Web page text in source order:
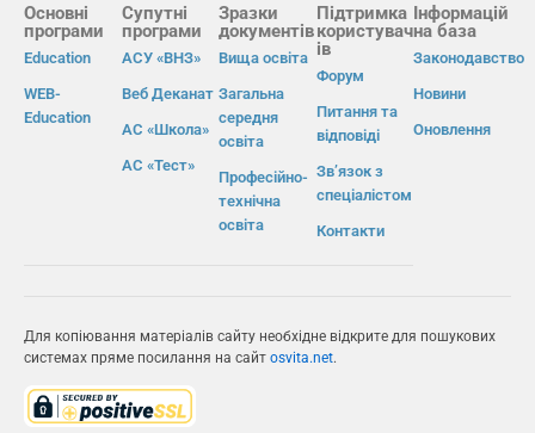
Основні
програми
Education
WEB-
Education
Супутні
програми
АСУ «ВНЗ»
Веб Деканат
АС «Школа»
АС «Тест»
Зразки
документів
Вища освіта
Загальна
середня
освіта
Професійно-
технічна
освіта
Підтримка
користувач
ів
Форум
Питання та
відповіді
Зв’язок з
спеціалістом
Контакти
Інформацій
на база
Законодавство
Новини
Оновлення
Для копіювання матеріалів сайту необхідне відкрите для пошукових
системах пряме посилання на сайт osvita.net.